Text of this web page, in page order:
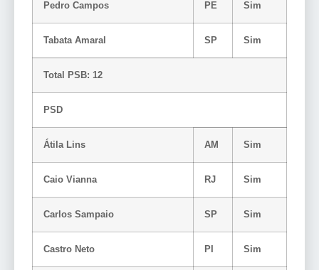
Pedro Campos PE Sim
Tabata Amaral SP Sim
Total PSB: 12
PSD
Átila Lins AM Sim
Caio Vianna RJ Sim
Carlos Sampaio SP Sim
Castro Neto PI Sim